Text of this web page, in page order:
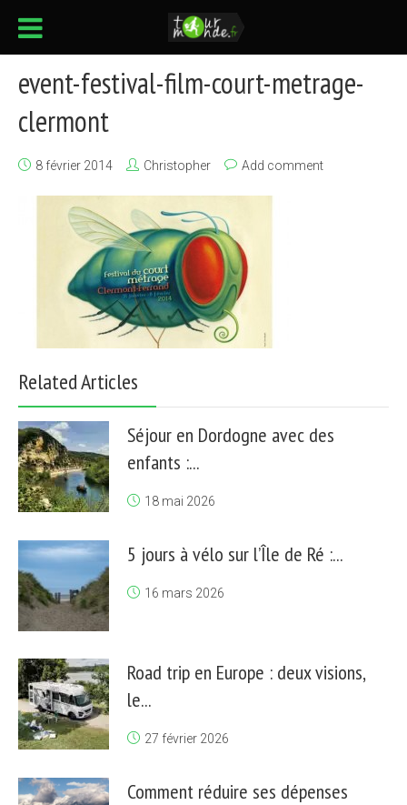
event-festival-film-court-metrage-
clermont
8 février 2014 Christopher Add comment
Related Articles
Séjour en Dordogne avec des
enfants :...
18 mai 2026
5 jours à vélo sur l’Île de Ré :...
16 mars 2026
Road trip en Europe : deux visions,
le...
27 février 2026
Comment réduire ses dépenses